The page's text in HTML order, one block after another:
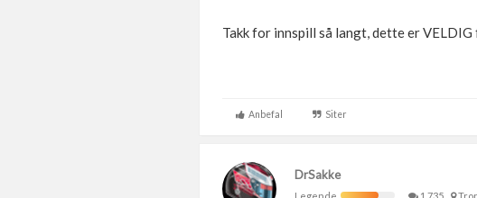
Takk for innspill så langt, dette er
Anbefal Siter
DrSakke